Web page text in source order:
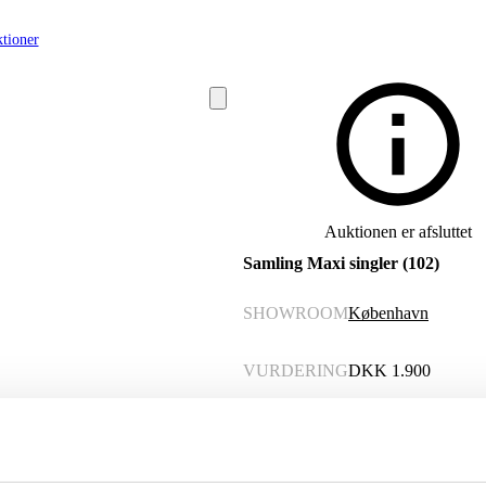
Auktionen er afsluttet
Samling Maxi singler (102)
SHOWROOMKøbenhavn
VURDERINGDKK 1.900